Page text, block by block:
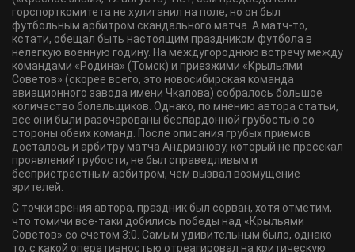
горспорткомитета не хулиганил на поле, но он был
футбольным арбитром скандального матча. А матч-то,
кстати, обещал быть настоящим праздником футбола в
нелегкую военную годину. На междугороднюю встречу между
командами «Родина» (Томск) и приезжими «Крыльями
Советов» (скорее всего, это новосибирская команда
авиационного завода имени Чкалова) собралось большое
количество болельщиков. Однако, по мнению автора статьи,
все они были разочарованы беспардонной грубостью со
стороны обеих команд. После описания грубых приемов
досталось и арбитру матча Андрианову, который не пресекал
проявлений грубости, не был справедливым и
беспристрастным арбитром, чем вызвал возмущение
зрителей.
С точки зрения автора, праздник был сорван, хотя отметим,
что томичи все-таки добились победы над «Крыльями
Советов» со счетом 3:0. Самым удивительным было, однако
то, с какой оперативностью отреагировал на критическую